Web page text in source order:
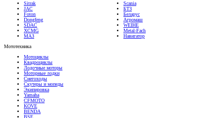
Sitrak
JAC
Foton
Dongfeng
SDAC
XCMG
МАЗ
Scania
БТЗ
Беларус
Агромаш
WEIHE
Metal-Fach
Навигатор
Мототехника
Мотоциклы
Квадроциклы
Лодочные моторы
Моторные лодки
Снегоходы
Скутеры и мопеды
Экипировка
Yamaha
CFMOTO
KOVE
BENDA
BSE